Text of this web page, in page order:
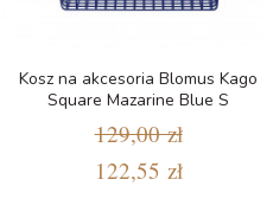
Kosz na akcesoria Blomus Kago
Square Mazarine Blue S
129,00 zł
122,55 zł